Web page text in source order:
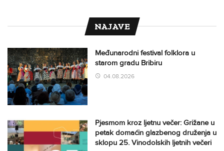
NAJAVE
Međunarodni festival folklora u
starom gradu Bribiru
04.08.2026
Pjesmom kroz ljetnu večer: Grižane u
petak domaćin glazbenog druženja u
sklopu 25. Vinodolskih ljetnih večeri